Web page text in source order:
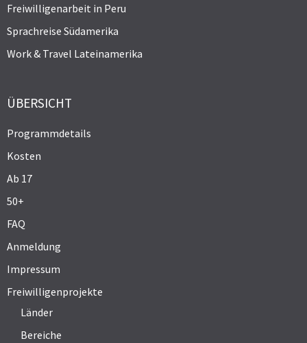
Freiwilligenarbeit in Peru
Sprachreise Südamerika
Work & Travel Lateinamerika
ÜBERSICHT
Programmdetails
Kosten
Ab 17
50+
FAQ
Anmeldung
Impressum
Freiwilligenprojekte
Länder
Bereiche